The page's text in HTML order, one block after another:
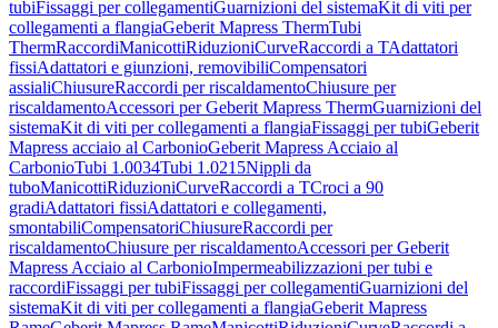
tubiFissaggi per collegamentiGuarnizioni del sistemaKit di viti per
collegamenti a flangiaGeberit Mapress ThermTubi
ThermRaccordiManicottiRiduzioniCurveRaccordi a TAdattatori
fissiAdattatori e giunzioni, removibiliCompensatori
assialiChiusureRaccordi per riscaldamentoChiusure per
riscaldamentoAccessori per Geberit Mapress ThermGuarnizioni del
sistemaKit di viti per collegamenti a flangiaFissaggi per tubiGeberit
Mapress acciaio al CarbonioGeberit Mapress Acciaio al
CarbonioTubi 1.0034Tubi 1.0215Nippli da
tuboManicottiRiduzioniCurveRaccordi a TCroci a 90
gradiAdattatori fissiAdattatori e collegamenti,
smontabiliCompensatoriChiusureRaccordi per
riscaldamentoChiusure per riscaldamentoAccessori per Geberit
Mapress Acciaio al CarbonioImpermeabilizzazioni per tubi e
raccordiFissaggi per tubiFissaggi per collegamentiGuarnizioni del
sistemaKit di viti per collegamenti a flangiaGeberit Mapress